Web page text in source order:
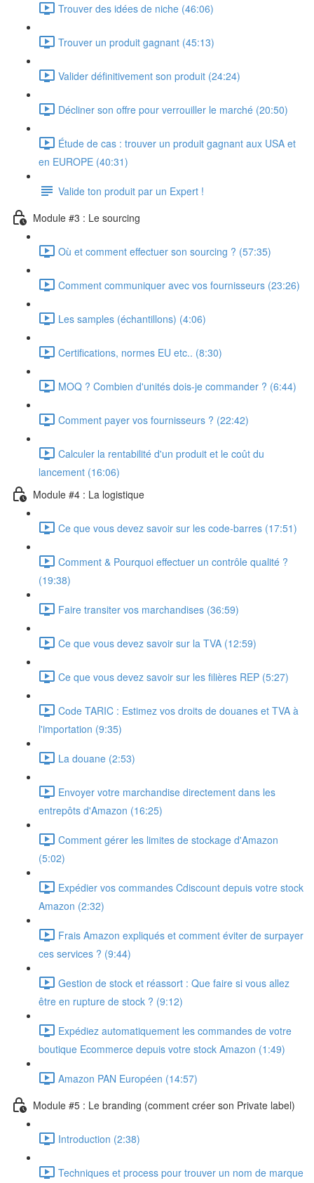
Trouver des idées de niche (46:06)
Trouver un produit gagnant (45:13)
Valider définitivement son produit (24:24)
Décliner son offre pour verrouiller le marché (20:50)
Étude de cas : trouver un produit gagnant aux USA et
en EUROPE (40:31)
Valide ton produit par un Expert !
Module #3 : Le sourcing
Où et comment effectuer son sourcing ? (57:35)
Comment communiquer avec vos fournisseurs (23:26)
Les samples (échantillons) (4:06)
Certifications, normes EU etc.. (8:30)
MOQ ? Combien d'unités dois-je commander ? (6:44)
Comment payer vos fournisseurs ? (22:42)
Calculer la rentabilité d'un produit et le coût du
lancement (16:06)
Module #4 : La logistique
Ce que vous devez savoir sur les code-barres (17:51)
Comment & Pourquoi effectuer un contrôle qualité ?
(19:38)
Faire transiter vos marchandises (36:59)
Ce que vous devez savoir sur la TVA (12:59)
Ce que vous devez savoir sur les filières REP (5:27)
Code TARIC : Estimez vos droits de douanes et TVA à
l'importation (9:35)
La douane (2:53)
Envoyer votre marchandise directement dans les
entrepôts d'Amazon (16:25)
Comment gérer les limites de stockage d'Amazon
(5:02)
Expédier vos commandes Cdiscount depuis votre stock
Amazon (2:32)
Frais Amazon expliqués et comment éviter de surpayer
ces services ? (9:44)
Gestion de stock et réassort : Que faire si vous allez
être en rupture de stock ? (9:12)
Expédiez automatiquement les commandes de votre
boutique Ecommerce depuis votre stock Amazon (1:49)
Amazon PAN Européen (14:57)
Module #5 : Le branding (comment créer son Private label)
Introduction (2:38)
Techniques et process pour trouver un nom de marque